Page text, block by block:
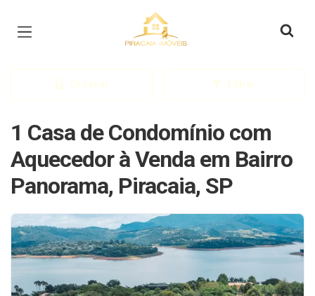
Página inicial
Ordenar Filtrar
1 Casa de Condomínio com
Aquecedor à Venda em Bairro
Panorama, Piracaia, SP